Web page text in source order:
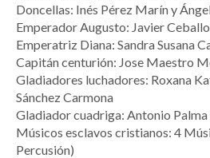
Doncellas: Inés Pérez Marín y
Emperador Augusto: Javier
Emperatriz Diana: Sandra Susana
Capitán centurión: Jose Maestro
Gladiadores luchadores: Roxana
Sánchez Carmona
Gladiador cuadriga: Antonio
Músicos esclavos cristianos: 4
Percusión)